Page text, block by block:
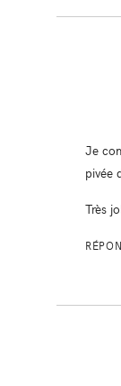
Je
pivée
Très